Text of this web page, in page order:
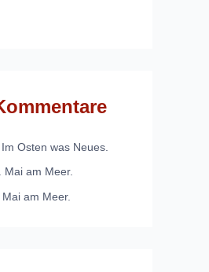
Osten was Neues.
Mai am Meer.
am Meer.